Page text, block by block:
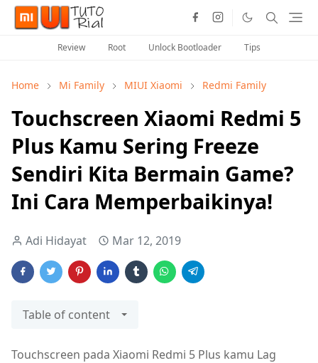
Review Root Unlock Bootloader Tips
Home Mi Family MIUI Xiaomi Redmi Family
Touchscreen Xiaomi Redmi 5
Plus Kamu Sering Freeze
Sendiri Kita Bermain Game?
Ini Cara Memperbaikinya!
Adi Hidayat Mar 12, 2019
Table of content
Touchscreen pada Xiaomi Redmi 5 Plus kamu Lag